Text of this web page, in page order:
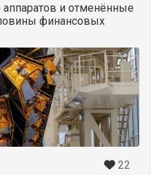
аппаратов и отменённые
финансовых
22